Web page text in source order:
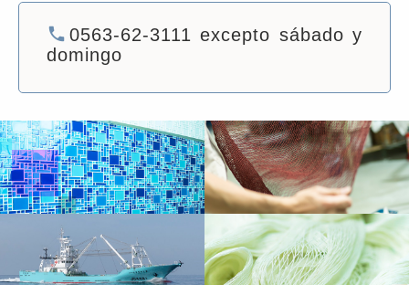
local_phone 0563-62-3111 excepto sábado y
domingo